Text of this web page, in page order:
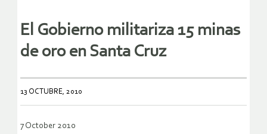
El Gobierno militariza 15 minas
de oro en Santa Cruz
13 OCTUBRE, 2010
7 October 2010